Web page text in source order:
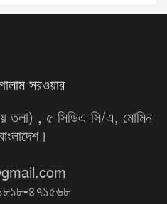
সরওয়ার
তলা) , ৫ সিডিএ সি/এ, মোমিন
৪৭১৫৬৮